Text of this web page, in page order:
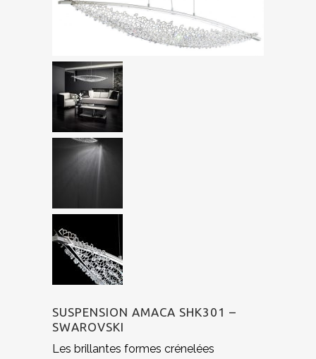
SUSPENSION AMACA SHK301 –
SWAROVSKI
Les brillantes formes crénelées